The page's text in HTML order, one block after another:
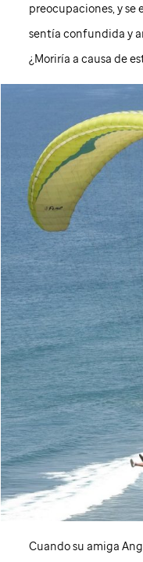
preocupaciones, y se
sentía confundida y
¿Moriría a causa de
Cuando su amiga